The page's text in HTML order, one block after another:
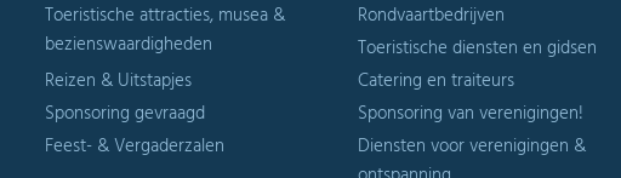
Toeristische attracties, musea &
bezienswaardigheden
Rondvaartbedrijven
Toeristische diensten en gidsen
Reizen & Uitstapjes
Catering en traiteurs
Sponsoring gevraagd
Sponsoring van verenigingen!
Feest- & Vergaderzalen
Diensten voor verenigingen &